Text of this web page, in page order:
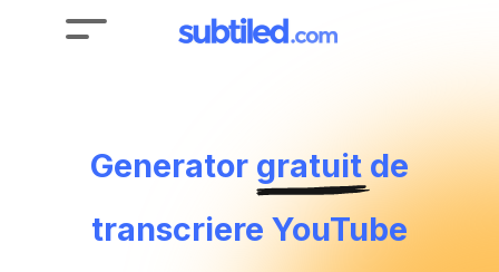
Generator gratuit de
transcriere YouTube